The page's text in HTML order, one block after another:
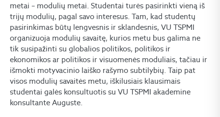
metai – modulių metai. Studentai turės pasirinkti vieną iš
trijų modulių, pagal savo interesus. Tam, kad studentų
pasirinkimas būtų lengvesnis ir sklandesnis, VU TSPMI
organizuoja modulių savaitę, kurios metu bus galima ne
tik susipažinti su globalios politikos, politikos ir
ekonomikos ar politikos ir visuomenės moduliais, tačiau ir
išmokti motyvacinio laiško rašymo subtilybių. Taip pat
visos modulių savaitės metu, iškilusiais klausimais
studentai galės konsultuotis su VU TSPMI akademine
konsultante Auguste.